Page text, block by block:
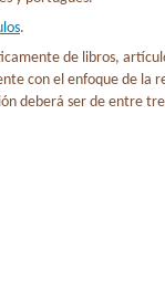
.
de libros,
con el enfoque de
deberá ser de entre